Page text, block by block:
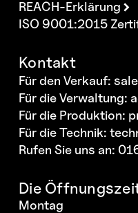
REACH-Erklärung
ISO 9001:2015
Kontakt
Für den Verkauf:
Für die Verwaltung:
Für die Produktion:
Für die Technik:
Rufen Sie uns an:
Die
Montag